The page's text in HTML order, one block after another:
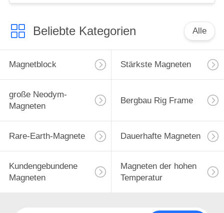
Beliebte Kategorien Alle
Magnetblock Stärkste Magneten
große Neodym-
Magneten
Bergbau Rig Frame
Rare-Earth-Magnete Dauerhafte Magneten
Kundengebundene
Magneten
Magneten der hohen
Temperatur